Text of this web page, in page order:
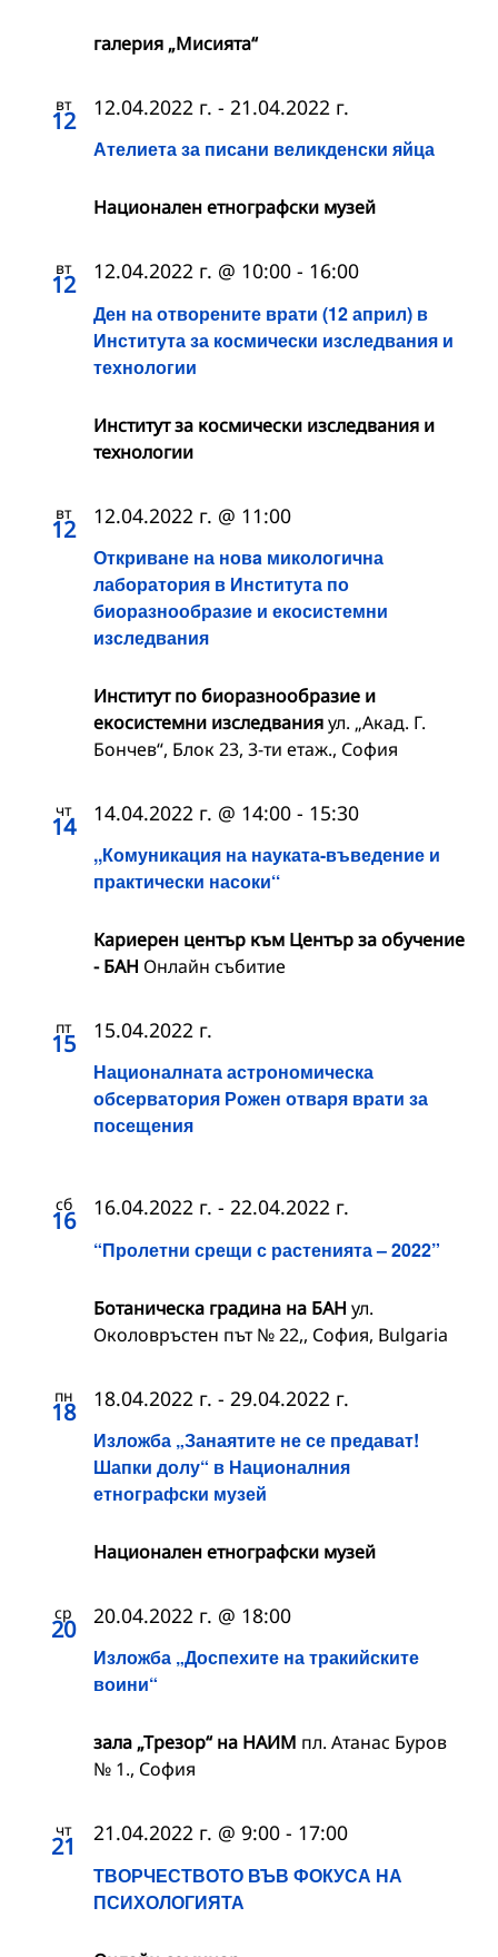
галерия „Мисията“
вт
12
Ателиета за писани великденски яйца
12.04.2022 г. - 21.04.2022 г.
Национален етнографски музей
вт
12
Ден на отворените врати (12 април) в
Института за космически изследвания и
технологии
12.04.2022 г. @ 10:00 - 16:00
Институт за космически изследвания и
технологии
вт
12
Откриване на новa микологична
лаборатория в Института по
биоразнообразие и екосистемни
изследвания
12.04.2022 г. @ 11:00
Институт по биоразнообразие и
екосистемни изследванияул. „Акад. Г.
Бончев“, Блок 23, 3-ти етаж., София
чт
14
,,Комуникация на науката-въведение и
практически насоки‘‘
14.04.2022 г. @ 14:00 - 15:30
Кариерен център към Център за обучение
- БАН Онлайн събитие
пт
15
Националната астрономическа
обсерватория Рожен отваря врати за
посещения
15.04.2022 г.
сб
16
“Пролетни срещи с растенията – 2022”
16.04.2022 г. - 22.04.2022 г.
Ботаническа градина на БАН ул.
Околовръстен път № 22,, София, Bulgaria
пн
18
Изложба „Занаятите не се предават!
Шапки долу“ в Националния
етнографски музей
18.04.2022 г. - 29.04.2022 г.
Национален етнографски музей
ср
20
Изложба „Доспехите на тракийските
воини“
20.04.2022 г. @ 18:00
зала „Трезор“ на НАИМ пл. Атанас Буров
№ 1., София
чт
21
ТВОРЧЕСТВОТО ВЪВ ФОКУСА НА
ПСИХОЛОГИЯТА
21.04.2022 г. @ 9:00 - 17:00